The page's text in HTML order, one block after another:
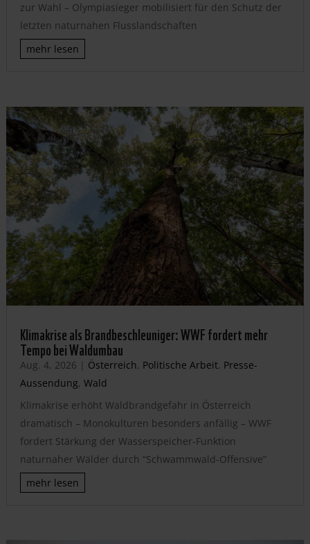
zur Wahl – Olympiasieger mobilisiert für den Schutz der
letzten naturnahen Flusslandschaften
mehr lesen
Klimakrise als Brandbeschleuniger: WWF fordert mehr
Tempo bei Waldumbau
Aug. 4, 2026 | Österreich, Politische Arbeit, Presse-
Aussendung, Wald
Klimakrise erhöht Waldbrandgefahr in Österreich
dramatisch – Monokulturen besonders anfällig – WWF
fordert Stärkung der Wasserspeicher-Funktion
naturnaher Wälder durch “Schwammwald-Offensive”
mehr lesen